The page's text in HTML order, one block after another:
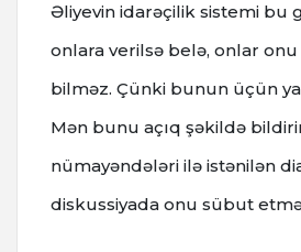
Əliyevin idarəçilik sistemi bu
onlara verilsə belə, onlar
bilməz. Çünki bunun üçün
Mən bunu açıq şəkildə
nümayəndələri ilə istənilən
diskussiyada onu sübut